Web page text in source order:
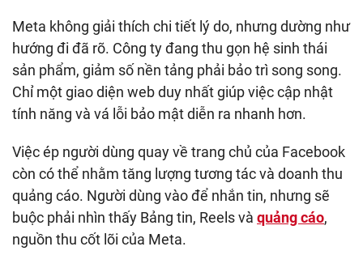
Meta không giải thích chi tiết lý do, nhưng dường như
hướng đi đã rõ. Công ty đang thu gọn hệ sinh thái
sản phẩm, giảm số nền tảng phải bảo trì song song.
Chỉ một giao diện web duy nhất giúp việc cập nhật
tính năng và vá lỗi bảo mật diễn ra nhanh hơn.
Việc ép người dùng quay về trang chủ của Facebook
còn có thể nhằm tăng lượng tương tác và doanh thu
quảng cáo. Người dùng vào để nhắn tin, nhưng sẽ
buộc phải nhìn thấy Bảng tin, Reels và quảng cáo,
nguồn thu cốt lõi của Meta.